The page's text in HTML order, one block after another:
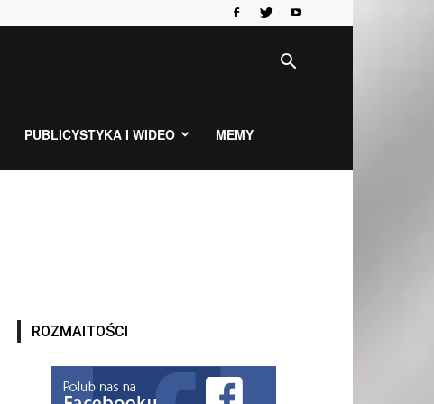
PUBLICYSTYKA I WIDEO MEMY
ROZMAITOŚCI